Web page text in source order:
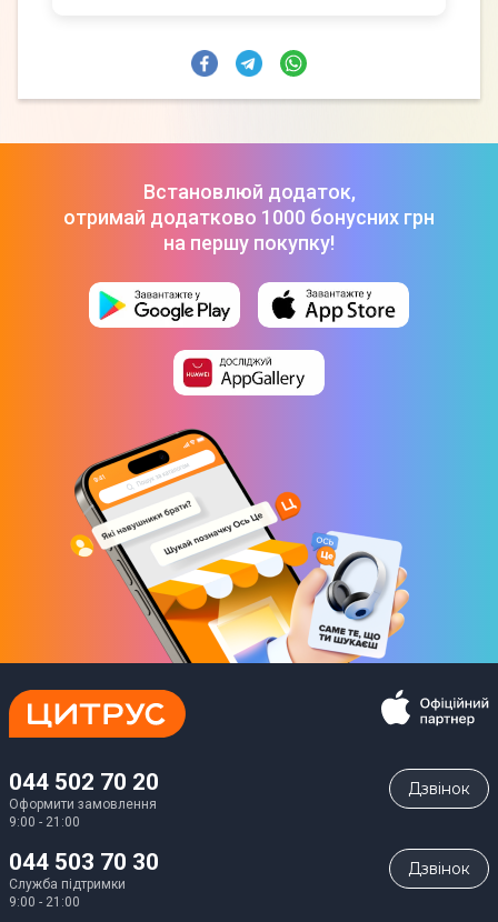
Встановлюй додаток,
отримай додатково 1000 бонусних грн
на першу покупку!
044 502 70 20
Оформити замовлення
9:00 - 21:00
Дзвiнок
044 503 70 30
Служба підтримки
9:00 - 21:00
Дзвiнок